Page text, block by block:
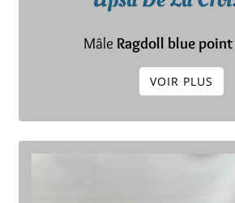
Mâle Ragdoll blue
VOIR PLUS